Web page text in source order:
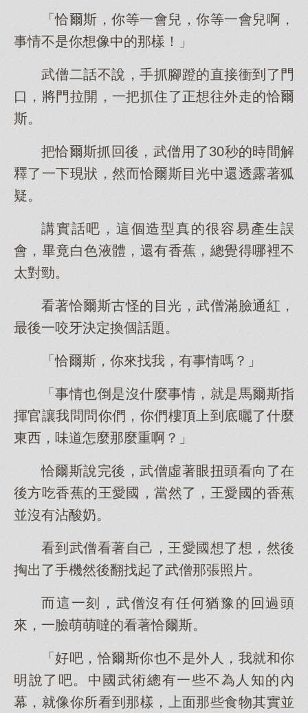
「恰爾斯，你等一會兒，你等一會兒啊，
事情不是你想像中的那樣！」
武僧二話不說，手抓腳蹬的直接衝到了門
口，將門拉開，一把抓住了正想往外走的恰爾
斯。
把恰爾斯抓回後，武僧用了30秒的時間解
釋了一下現狀，然而恰爾斯目光中還透露著狐
疑。
講實話吧，這個造型真的很容易產生誤
會，畢竟白色液體，還有香蕉，總覺得哪裡不
太對勁。
看著恰爾斯古怪的目光，武僧滿臉通紅，
最後一咬牙決定換個話題。
「恰爾斯，你來找我，有事情嗎？」
「事情也倒是沒什麼事情，就是馬爾斯指
揮官讓我問問你們，你們樓頂上到底曬了什麼
東西，味道怎麼那麼重啊？」
恰爾斯說完後，武僧虛著眼扭頭看向了在
後方吃香蕉的王愛國，當然了，王愛國的香蕉
並沒有沾酸奶。
看到武僧看著自己，王愛國想了想，然後
掏出了手機然後翻找起了武僧那張照片。
而這一刻，武僧沒有任何猶豫的回過頭
來，一臉萌萌噠的看著恰爾斯。
「好吧，恰爾斯你也不是外人，我就和你
明說了吧。中國武術總有一些不為人知的內
幕，就像你所看到那樣，上面那些食物其實並